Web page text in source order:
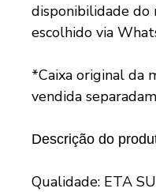
disponibilidade do
escolhido via
*Caixa original da
vendida
Descrição do
Qualidade: ETA